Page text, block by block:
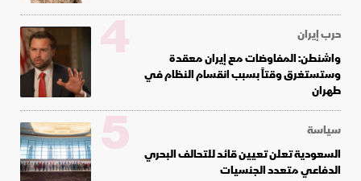
حرب إيران
واشنطن: المفاوضات مع إيران معقدة
وستستغرق وقتاً بسبب انقسام النظام في
طهران
4
سياسة
السعودية تعلن تعيين قائد للتحالف البحري
الدفاعي متعدد الجنسيات
5